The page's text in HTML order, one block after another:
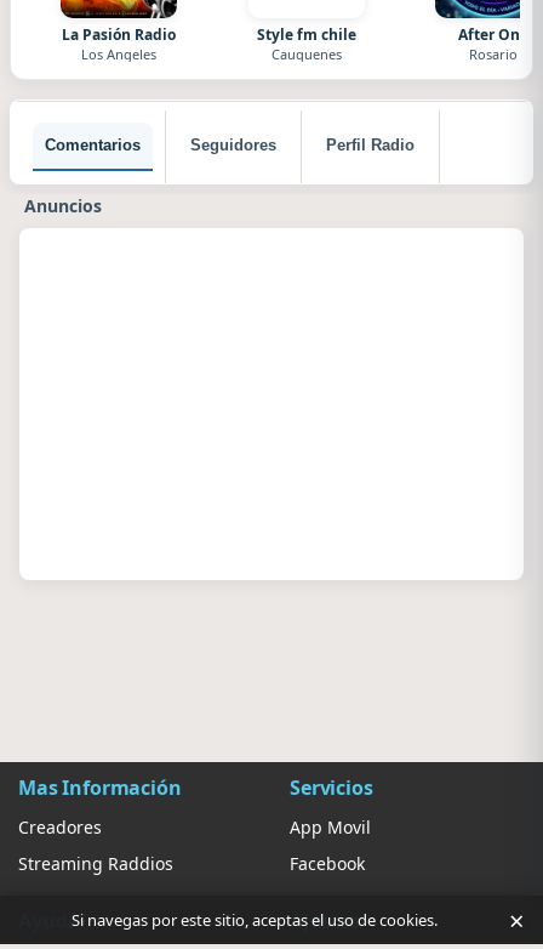
La Pasión Radio
Los Angeles
Style fm chile
Cauquenes
After One
Rosario
Comentarios Seguidores Perfil Radio
Anuncios
Mas Información
Creadores
Streaming Raddios
Servicios
App Movil
Facebook
Ayuda Ajustes
Si navegas por este sitio, aceptas el uso de cookies. ×